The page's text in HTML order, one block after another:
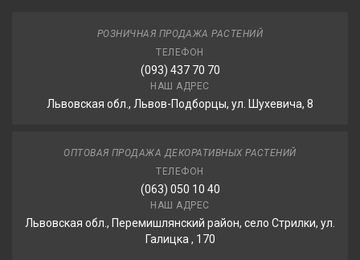
РОЗНИЧНАЯ ПРОДАЖА РАСТЕНИЙ
ТЕЛЕФОН
(093) 437 70 70
НАШ АДРЕС
Львовская обл., Львов-Подборцы, ул. Шухевича, 8
ОПТОВАЯ ПРОДАЖА ДЕКОРАТИВНЫХ РАСТЕНИЙ
ТЕЛЕФОН
(063) 050 10 40
НАШ АДРЕС
Львовская обл., Перемишлянский район, село Стрилки, ул.
Галицка , 170